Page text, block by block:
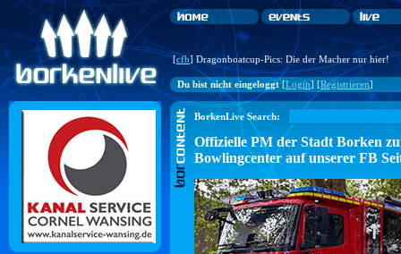
[cfb] Dragonboatcup-Pics: Die der Macher nur hier!
Du bist nicht eingeloggt[Login] [Registrieren]
BorkenLive Search:
Offizielle PM der Stadt Borken
Bowlingcenter auf unserer FB